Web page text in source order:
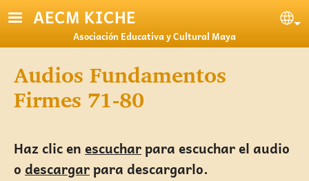
Pasar al contenido principal
AECM KICHE
Asociación Educativa y Cultural Maya
Audios Fundamentos
Firmes 71-80
Haz clic enescucharpara escuchar el audio
odescargarpara descargarlo.